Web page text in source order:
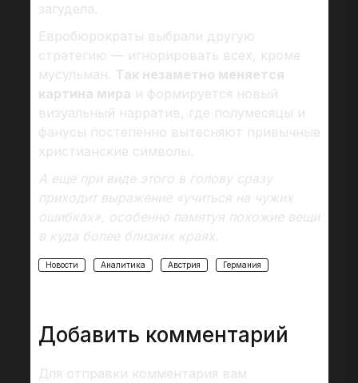
загудела.
Евробюрократы выбрали другую
стратегию — игнорировать всех, кроме
мусульман. Так незаметно меняется
картина мира и формируется новый
визуальный нарратив, где полумесяцы и
фанусы постепенно вытесняют привычные
христианские символы.
А еще при виде этого в голову сразу
приходит выражение «учиться на чужих
ошибках», особенно памятуя похожие вещи
в куда более близких краях.
Новости Аналитика Австрия Германия
Добавить комментарий
Для отправки комментария вам